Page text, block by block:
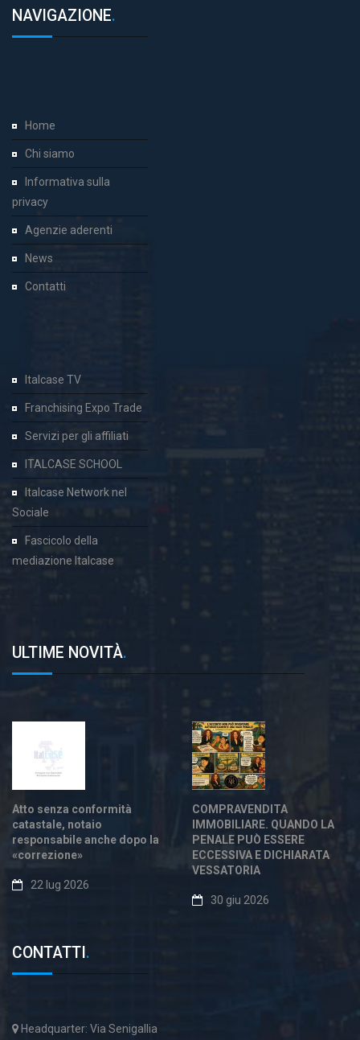
NAVIGAZIONE.
Home
Chi siamo
Informativa sulla
privacy
Agenzie aderenti
News
Contatti
Italcase TV
Franchising Expo Trade
Servizi per gli affiliati
ITALCASE SCHOOL
Italcase Network nel
Sociale
Fascicolo della
mediazione Italcase
ULTIME NOVITÀ.
Atto senza conformità
catastale, notaio
responsabile anche dopo la
«correzione»
22 lug 2026
COMPRAVENDITA
IMMOBILIARE. QUANDO LA
PENALE PUÒ ESSERE
ECCESSIVA E DICHIARATA
VESSATORIA
30 giu 2026
CONTATTI .
Headquarter: Via Senigallia